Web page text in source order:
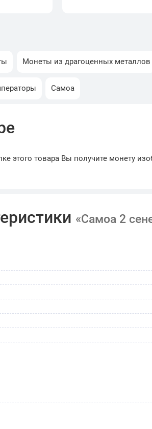
Монеты из драгоценных металлов
Самоа
этого товара Вы получите монету
«Самоа 2